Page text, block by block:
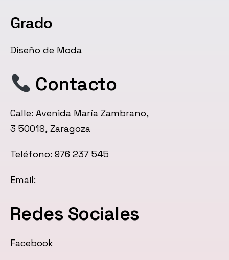
Grado
Diseño de Moda
Contacto
Calle: Avenida María Zambrano,
3 50018, Zaragoza
Teléfono: 976 237 545
Email:
Redes Sociales
Facebook